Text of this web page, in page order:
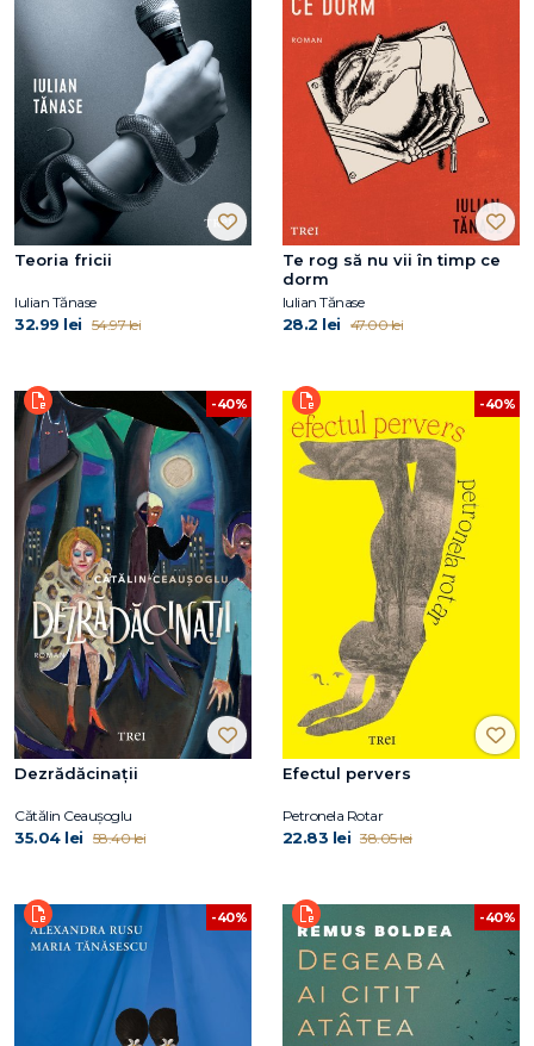
Teoria fricii
Iulian Tănase
32.99 lei 54.97 lei
Te rog să nu vii în timp ce
dorm
Iulian Tănase
28.2 lei 47.00 lei
-40%
Dezrădăcinații
Cătălin Ceaușoglu
35.04 lei 58.40 lei
-40%
Efectul pervers
Petronela Rotar
22.83 lei 38.05 lei
-40% -40%